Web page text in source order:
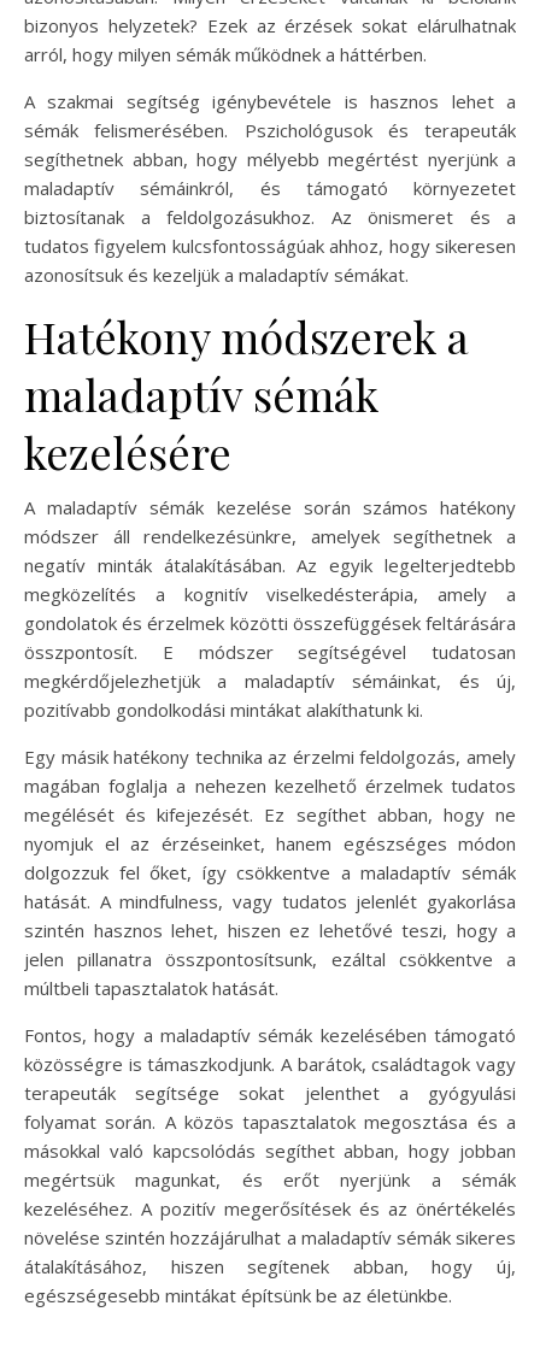
bizonyos helyzetek? Ezek az érzések sokat elárulhatnak
arról, hogy milyen sémák működnek a háttérben.
A szakmai segítség igénybevétele is hasznos lehet a
sémák felismerésében. Pszichológusok és terapeuták
segíthetnek abban, hogy mélyebb megértést nyerjünk a
maladaptív sémáinkról, és támogató környezetet
biztosítanak a feldolgozásukhoz. Az önismeret és a
tudatos figyelem kulcsfontosságúak ahhoz, hogy sikeresen
azonosítsuk és kezeljük a maladaptív sémákat.
Hatékony módszerek a
maladaptív sémák
kezelésére
A maladaptív sémák kezelése során számos hatékony
módszer áll rendelkezésünkre, amelyek segíthetnek a
negatív minták átalakításában. Az egyik legelterjedtebb
megközelítés a kognitív viselkedésterápia, amely a
gondolatok és érzelmek közötti összefüggések feltárására
összpontosít. E módszer segítségével tudatosan
megkérdőjelezhetjük a maladaptív sémáinkat, és új,
pozitívabb gondolkodási mintákat alakíthatunk ki.
Egy másik hatékony technika az érzelmi feldolgozás, amely
magában foglalja a nehezen kezelhető érzelmek tudatos
megélését és kifejezését. Ez segíthet abban, hogy ne
nyomjuk el az érzéseinket, hanem egészséges módon
dolgozzuk fel őket, így csökkentve a maladaptív sémák
hatását. A mindfulness, vagy tudatos jelenlét gyakorlása
szintén hasznos lehet, hiszen ez lehetővé teszi, hogy a
jelen pillanatra összpontosítsunk, ezáltal csökkentve a
múltbeli tapasztalatok hatását.
Fontos, hogy a maladaptív sémák kezelésében támogató
közösségre is támaszkodjunk. A barátok, családtagok vagy
terapeuták segítsége sokat jelenthet a gyógyulási
folyamat során. A közös tapasztalatok megosztása és a
másokkal való kapcsolódás segíthet abban, hogy jobban
megértsük magunkat, és erőt nyerjünk a sémák
kezeléséhez. A pozitív megerősítések és az önértékelés
növelése szintén hozzájárulhat a maladaptív sémák sikeres
átalakításához, hiszen segítenek abban, hogy új,
egészségesebb mintákat építsünk be az életünkbe.